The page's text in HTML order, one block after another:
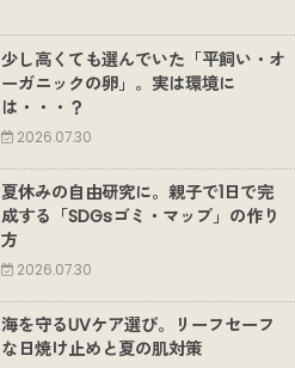
少し高くても選んでいた「平飼い・オ
ーガニックの卵」。実は環境に
は・・・？
2026.07.30
夏休みの自由研究に。親子で1日で完
成する「SDGsゴミ・マップ」の作り
方
2026.07.30
海を守るUVケア選び。リーフセーフ
な日焼け止めと夏の肌対策